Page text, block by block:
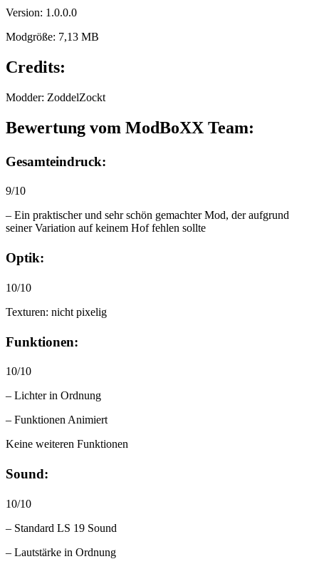
Version: 1.0.0.0
Modgröße: 7,13 MB
Credits:
Modder: ZoddelZockt
Bewertung vom ModBoXX Team:
Gesamteindruck:
9/10
– Ein praktischer und sehr schön gemachter Mod, der aufgrund
seiner Variation auf keinem Hof fehlen sollte
Optik:
10/10
Texturen: nicht pixelig
Funktionen:
10/10
– Lichter in Ordnung
– Funktionen Animiert
Keine weiteren Funktionen
Sound:
10/10
– Standard LS 19 Sound
– Lautstärke in Ordnung